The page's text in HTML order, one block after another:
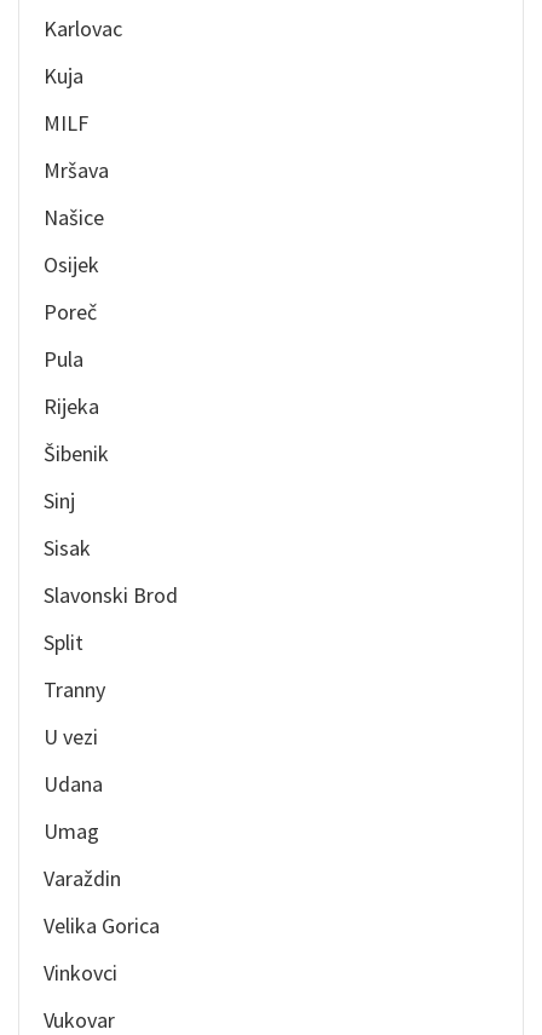
Karlovac
Kuja
MILF
Mršava
Našice
Osijek
Poreč
Pula
Rijeka
Šibenik
Sinj
Sisak
Slavonski Brod
Split
Tranny
U vezi
Udana
Umag
Varaždin
Velika Gorica
Vinkovci
Vukovar